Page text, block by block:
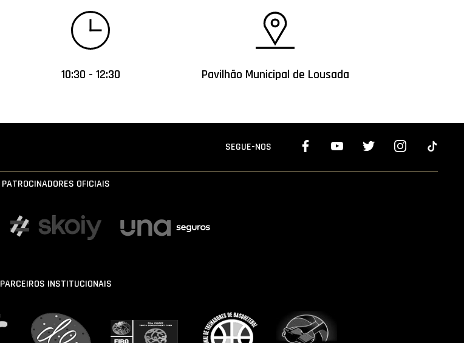
10:30 - 12:30 Pavilhão Municipal de Lousada
SEGUE-NOS
PATROCINADORES OFICIAIS
PARCEIROS INSTITUCIONAIS